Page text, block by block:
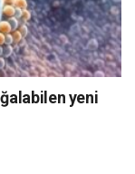
yeni